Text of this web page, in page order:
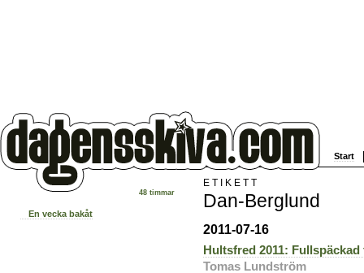
Start
48 timmar
En vecka bakåt
ETIKETT
Dan-Berglund
2011-07-16
Hultsfred 2011:
Tomas Lundström